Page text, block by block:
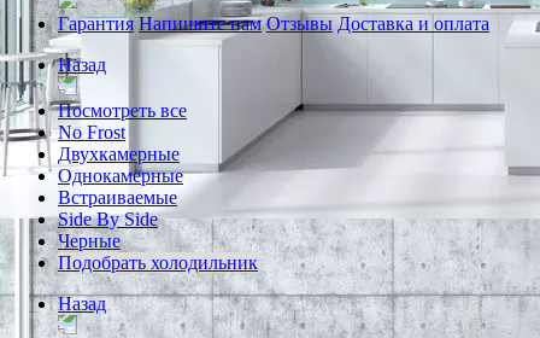
Гарантия Напишите нам Отзывы Доставка и оплата
Назад
Посмотреть все
No Frost
Двухкамерные
Однокамерные
Встраиваемые
Side By Side
Черные
Подобрать холодильник
Назад